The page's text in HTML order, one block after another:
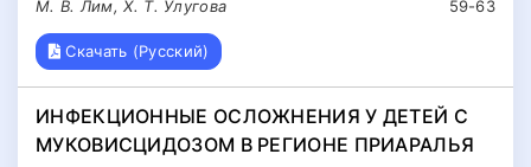
59-63
М. В. Лим, Х. Т. Улугова
Скачать (Русский)
ИНФЕКЦИОННЫЕ ОСЛОЖНЕНИЯ У ДЕТЕЙ С
МУКОВИСЦИДОЗОМ В РЕГИОНЕ ПРИАРАЛЬЯ